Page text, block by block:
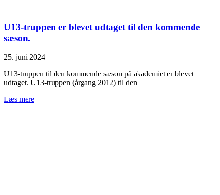
U13-truppen er blevet udtaget til den kommende
sæson.
25. juni 2024
U13-truppen til den kommende sæson på akademiet er blevet
udtaget. U13-truppen (årgang 2012) til den
Læs mere